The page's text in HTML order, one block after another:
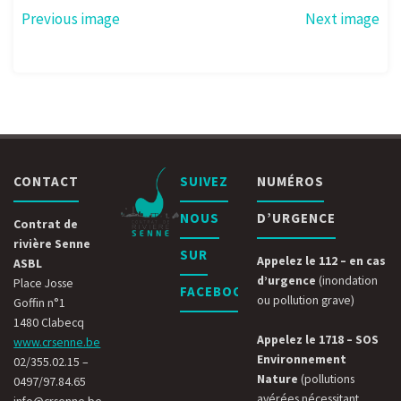
Previous image Next image
CONTACT
Contrat de
rivière Senne
ASBL
Place Josse
Goffin n°1
1480 Clabecq
www.crsenne.be
02/355.02.15 –
0497/97.84.65
SUIVEZ
NOUS
SUR
FACEBOOK
NUMÉROS
D’URGENCE
Appelez le 112 – en cas
d’urgence (inondation
ou pollution grave)
Appelez le 1718 – SOS
Environnement
Nature (pollutions